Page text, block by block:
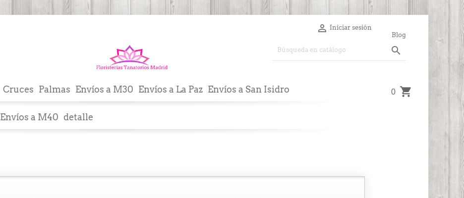
 Iniciar sesión
Blog

Cruces Palmas Envíos a M30 Envíos a La Paz Envíos a San Isidro
Envíos a M40 detalle
0